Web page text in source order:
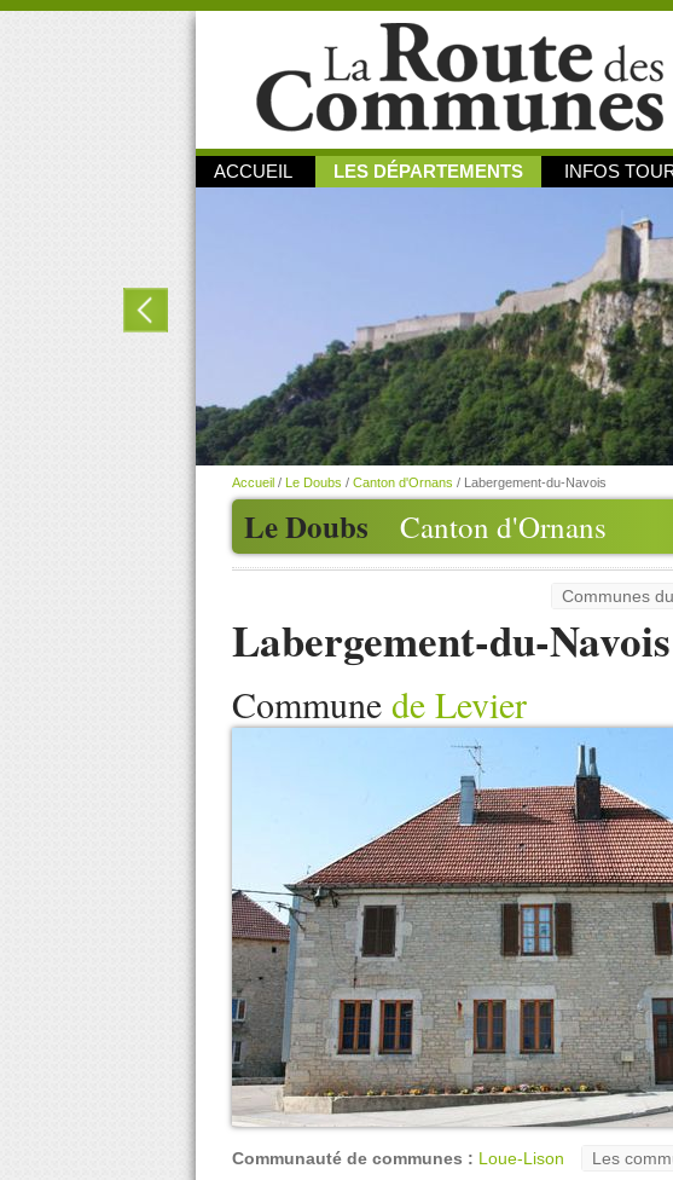
ACCUEIL LES DÉPARTEMENTS INFOS
Le Doubs Canton d'Ornans
Accueil / Le Doubs / Canton d'Ornans / Labergement-du-Navois
Labergement-du-Navois
Commune de Levier
Communauté de communes : Loue-Lison